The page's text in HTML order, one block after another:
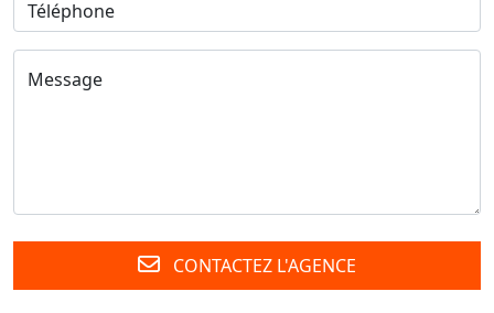
CONTACTEZ L'AGENCE